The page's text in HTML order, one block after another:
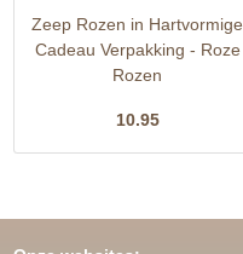
Zeep Rozen in Hartvormige
Cadeau Verpakking - Roze
Rozen
10.95